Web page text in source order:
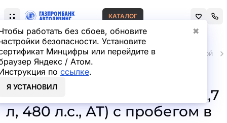
работать без сбоев, обновите
безопасности. Установите
Минцифры или перейдите в
Яндекс / Атом.
по ссылке.
Я УСТАНОВИЛ
✖
КАТАЛОГ
Главная Автомобили и техника с пробегом Грузовой
Ford Cargo 4x2 Седельный
тягач Cargo (Дизельный, 12,7
л, 480 л.с., АТ) с пробегом в